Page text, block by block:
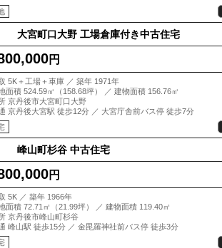
大宮町口大野 工場倉庫付き中古住宅
円
5K＋工場＋車庫 ／ 築年 1971年
面積 524.59㎡（158.68坪） ／ 建物面積 156.76㎡
京丹後市大宮町口大野
京丹後大宮駅 徒歩12分 ／ 大宮庁舎前バス停 徒歩7分
峰山町杉谷 中古住宅
円
5K ／ 築年 1966年
面積 72.71㎡（21.99坪） ／ 建物面積 119.40㎡
京丹後市峰山町杉谷
峰山駅 徒歩15分 ／ 金毘羅神社前バス停 徒歩3分